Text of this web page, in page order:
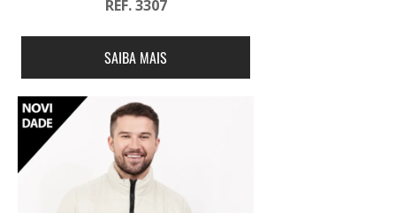
REF. 3307
SAIBA MAIS